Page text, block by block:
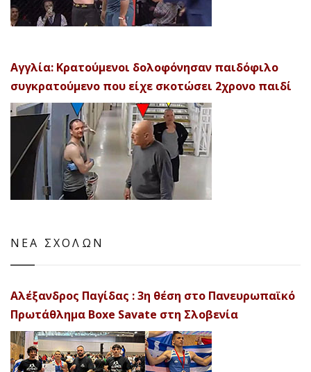
Αγγλία: Κρατούμενοι δολοφόνησαν παιδόφιλο
συγκρατούμενο που είχε σκοτώσει 2χρονο παιδί
ΝΕΑ ΣΧΟΛΩΝ
Αλέξανδρος Παγίδας : 3η θέση στο Πανευρωπαϊκό
Πρωτάθλημα Boxe Savate στη Σλοβενία